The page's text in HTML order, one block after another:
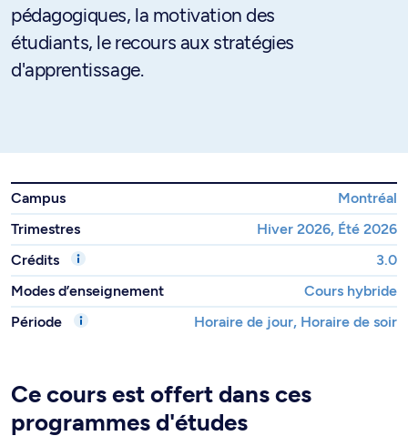
pédagogiques, la motivation des
étudiants, le recours aux stratégies
d'apprentissage.
Campus
Montréal
Trimestres
Hiver 2026, Été 2026
Crédits
3.0
Modes d’enseignement
Cours hybride
Période
Horaire de jour, Horaire de soir
Ce cours est offert dans ces
programmes d'études